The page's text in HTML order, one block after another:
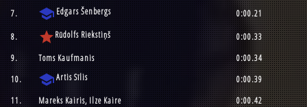
7.
schoolEdgars Šenbergs
0:00.21
8.
starRūdolfs Riekstiņš
0:00.33
9.
Toms Kaufmanis
0:00.34
10.
schoolArtis Sīlis
0:00.39
11.
Mareks Kairis, Ilze Kaire
0:00.42